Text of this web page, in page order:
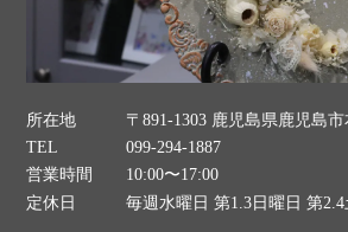
所在地
〒891-1303 鹿児島県鹿児島
TEL
099-294-1887
営業時間
10:00〜17:00
定休日
毎週水曜日 第1.3日曜日 第2.4